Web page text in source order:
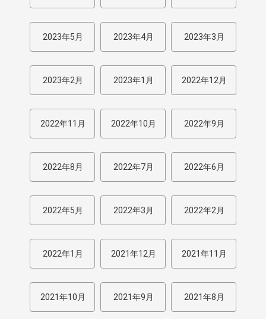
2023年5月 2023年4月 2023年3月
2023年2月 2023年1月 2022年12月
2022年11月 2022年10月 2022年9月
2022年8月 2022年7月 2022年6月
2022年5月 2022年3月 2022年2月
2022年1月 2021年12月 2021年11月
2021年10月 2021年9月 2021年8月